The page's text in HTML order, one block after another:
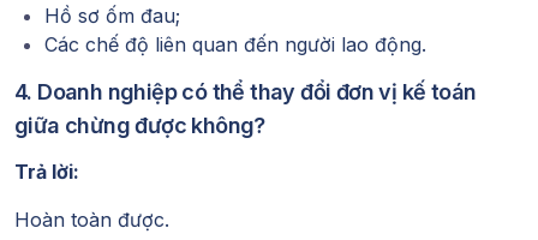
Hồ sơ ốm đau;
Các chế độ liên quan đến người lao động.
4. Doanh nghiệp có thể thay đổi đơn vị kế toán
giữa chừng được không?
Trả lời:
Hoàn toàn được.